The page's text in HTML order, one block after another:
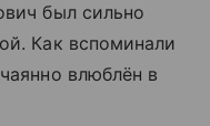
был сильно
Как вспоминали
влюблён в